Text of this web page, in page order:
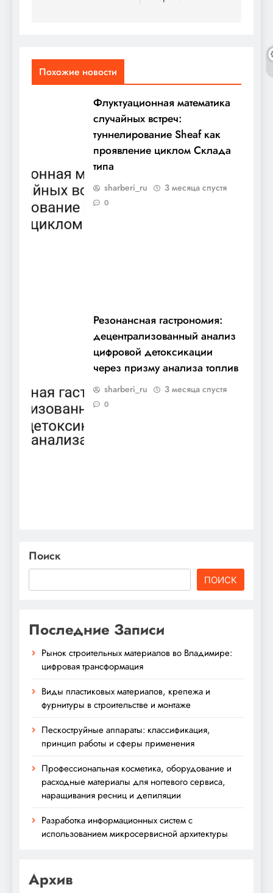
Похожие новости
Флуктуационная математика
случайных встреч:
туннелирование Sheaf как
проявление циклом Склада
типа
sharberi_ru 3 месяца спустя
0
Резонансная гастрономия:
децентрализованный анализ
цифровой детоксикации
через призму анализа топлив
sharberi_ru 3 месяца спустя
0
Поиск
ПОИСК
Последние Записи
Рынок строительных материалов во Владимире:
цифровая трансформация
Виды пластиковых материалов, крепежа и
фурнитуры в строительстве и монтаже
Пескоструйные аппараты: классификация,
принцип работы и сферы применения
Профессиональная косметика, оборудование и
расходные материалы для ногтевого сервиса,
наращивания ресниц и депиляции
Разработка информационных систем с
использованием микросервисной архитектуры
Архив